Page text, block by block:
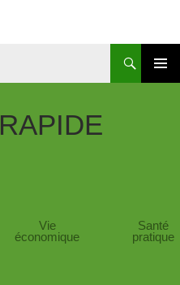
RAPIDE
Vie
économique
Santé
pratique